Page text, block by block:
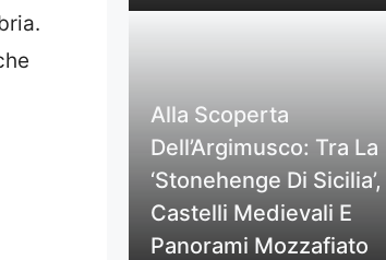
Alla Scoperta
Dell’Argimusco: Tra La
‘Stonehenge Di Sicilia’,
Castelli Medievali E
Panorami Mozzafiato